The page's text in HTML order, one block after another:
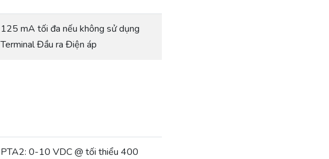
125 mA tối đa nếu không sử dụng
Terminal Đầu ra Điện áp
PTA2: 0-10 VDC @ tối thiểu 400